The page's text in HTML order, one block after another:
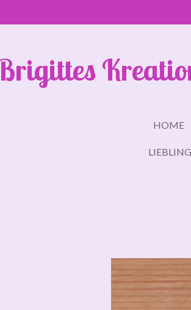
Hauptinhalt
HOME